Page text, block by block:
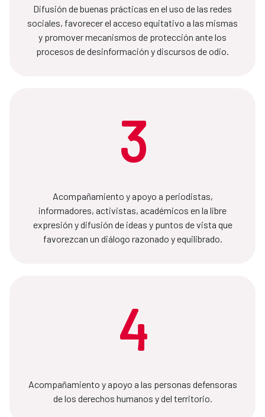
Difusión de buenas prácticas en el uso de las redes
sociales, favorecer el acceso equitativo a las mismas
y promover mecanismos de protección ante los
procesos de desinformación y discursos de odio.
3
Acompañamiento y apoyo a periodistas,
informadores, activistas, académicos en la libre
expresión y difusión de ideas y puntos de vista que
favorezcan un diálogo razonado y equilibrado.
4
Acompañamiento y apoyo a las personas defensoras
de los derechos humanos y del territorio.